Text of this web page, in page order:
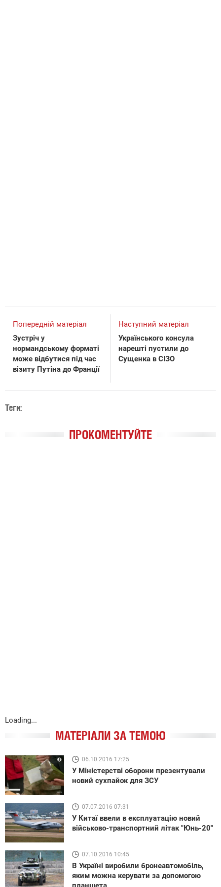
Попередній матеріал
Зустріч у
нормандському форматі
може відбутися під час
візиту Путіна до Франції
Наступний матеріал
Українського консула
нарешті пустили до
Сущенка в СІЗО
Теги:
ПРОКОМЕНТУЙТЕ
Loading...
МАТЕРІАЛИ ЗА ТЕМОЮ
06.10.2016 17:25
У Міністерстві оборони презентували
новий сухпайок для ЗСУ
07.07.2016 07:31
У Китаї ввели в експлуатацію новий
військово-транспортний літак "Юнь-20"
07.10.2016 10:45
В Україні виробили бронеавтомобіль,
яким можна керувати за допомогою